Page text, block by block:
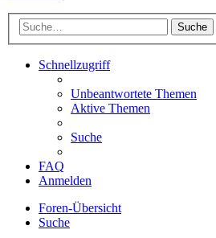
Suche
Schnellzugriff
Unbeantwortete Themen
Aktive Themen
Suche
FAQ
Anmelden
Foren-Übersicht
Suche